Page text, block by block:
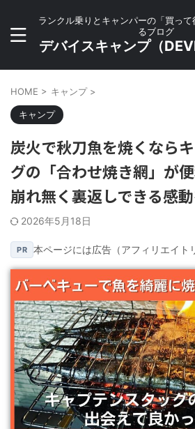
ランクル乗りとキャンパーの「買って
るブログ
デバイスキャンプ（
HOME > キャンプ >
キャンプ
炭火で秋刀魚を焼くなら
グの「合わせ焼き網」が
崩れ無く裏返しできる感
2026年5月18日
PR 本ページには広告（アフィリエイト